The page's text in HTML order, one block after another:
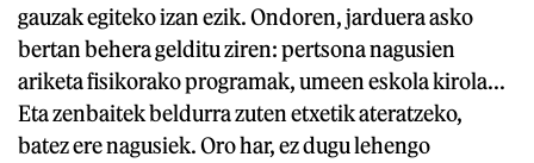
gauzak egiteko izan ezik. Ondoren, jarduera asko
bertan behera gelditu ziren: pertsona nagusien
ariketa fisikorako programak, umeen eskola kirola...
Eta zenbaitek beldurra zuten etxetik ateratzeko,
batez ere nagusiek. Oro har, ez dugu lehengo